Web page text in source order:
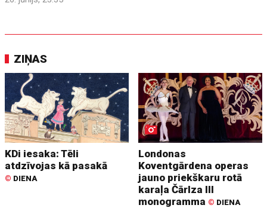
ZIŅAS
KDi iesaka: Tēli
atdzīvojas kā pasakā
© DIENA
Londonas
Koventgārdena operas
jauno priekškaru rotā
karaļa Čārlza III
monogramma © DIENA